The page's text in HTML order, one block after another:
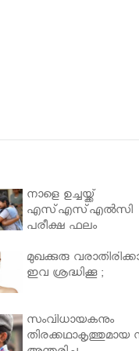
നാളെ ഉച്ചയ്ക്ക്
എസ്എസ്എല്‍സി
പരീക്ഷ ഫലം
മുഖക്കുരു
ഇവ ശ്രദ്ധിക്കൂ ;
സംവിധായകനും
തിരക്കഥാകൃത്തുമായ